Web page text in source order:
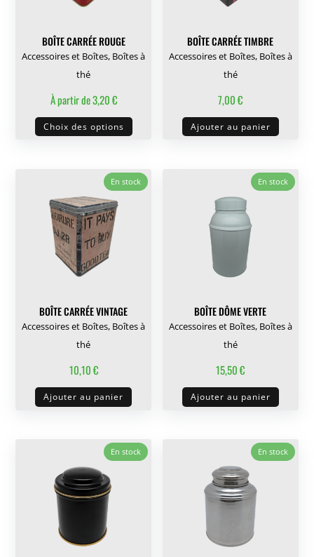
BOÎTE CARRÉE ROUGE
Accessoires et Boîtes, Boîtes à
thé
À partir de3,20€
Choix des options
Ce
produit
plusieurs
variations.
BOÎTE CARRÉE TIMBRE
Accessoires et Boîtes, Boîtes à
thé
7,00€
Ajouter au panier
En stock
BOÎTE CARRÉE VINTAGE
Accessoires et Boîtes, Boîtes à
thé
10,10€
Ajouter au panier
En stock
BOÎTE DÔME VERTE
Accessoires et Boîtes, Boîtes à
thé
15,50€
Ajouter au panier
En stock En stock